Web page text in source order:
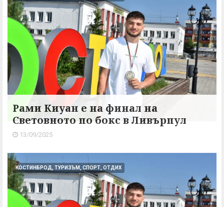
Рами Киуан е на финал на
Световното по бокс в Ливърпул
13/09/2025
КОСТИНБРОД, ТУРИЗЪМ, СПОРТ, ОТДИХ